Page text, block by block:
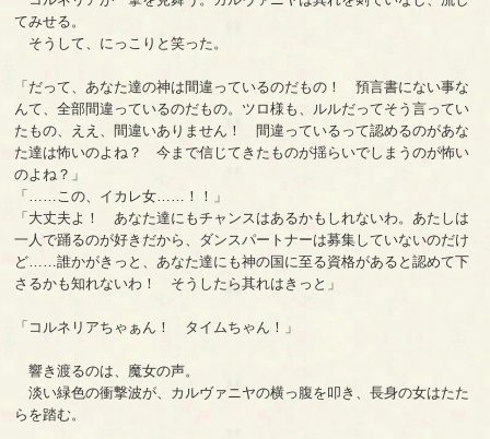
てみせる。
そうして、にっこりと笑った。
「だって、あなた達の神は間違っているのだもの！ 預言書にない事な
んて、全部間違っているのだもの。ツロ様も、ルルだってそう言ってい
たもの、ええ、間違いありません！ 間違っているって認めるのがあな
た達は怖いのよね？ 今まで信じてきたものが揺らいでしまうのが怖い
のよね？」
「……この、イカレ女……！！」
「大丈夫よ！ あなた達にもチャンスはあるかもしれないわ。あたしは
一人で踊るのが好きだから、ダンスパートナーは募集していないのだけ
ど……誰かがきっと、あなた達にも神の国に至る資格があると認めて下
さるかも知れないわ！ そうしたら其れはきっと」
「コルネリアちゃぁん！ タイムちゃん！」
響き渡るのは、魔女の声。
淡い緑色の衝撃波が、カルヴァニヤの横っ腹を叩き、長身の女はたた
らを踏む。